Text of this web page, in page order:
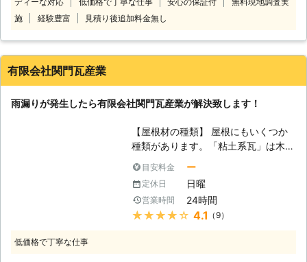
います。 ＜やねっと山口おすすめ！
雨漏り修理の3つのプラン＞ ・お急ぎ
算で何とかしたいという方におすすめ
雨漏りなんて絶対ごめん！」そんな方
にこそおすすめなのが、弊社のしっか
り補修プランです。 現在雨漏りして
いる箇所だけでなく、屋根全体の状況
を確認し雨漏りが起きそうな箇所を事
前に補修もおこないます。 ・完全葺
があったら、すぐに専門の業者に見て
もらい早期解決しましょう。 早い段
で、雨漏りが改善され費用も少なくて
付けています。 夜間や土日に雨漏り
を発見したらすぐにご相談ください。
駆け付けます。 また、『他社で見積
もりをしたけれど高かった』とお困り
の方は、一度雨漏り110番でお見積り
現地調査、お見積りは無料です！ 雨
漏り110番ではお客様のお電話をいつ
でもお待ちしております。 ※対応エリ
施
経験豊富 見積り後追加料金無し
有限会社関門瓦産業
雨漏りが発生したら有限会社関門瓦産業が解決致します！
【屋根材の種類】 屋根にもいくつか
種類があります。「粘土系瓦」は木造
性や強度は高いのですが、重いため地
震に弱いと言われています。「ストレ
ート瓦」は、最近の住宅ではよく見る
タイプで、一般的に普及している瓦で
目安料金 ー
定休日 日曜
営業時間 24時間
★★★★★ 4.1 （9）
低価格で丁寧な仕事